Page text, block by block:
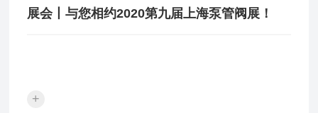
展会丨与您相约2020第九届上海泵管阀展！
+